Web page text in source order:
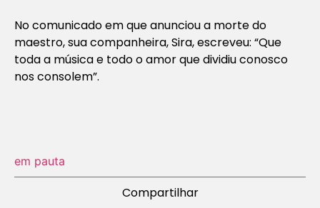
No comunicado em que anunciou a morte do
maestro, sua companheira, Sira, escreveu: “Que
toda a música e todo o amor que dividiu conosco
nos consolem”.
em pauta
Compartilhar